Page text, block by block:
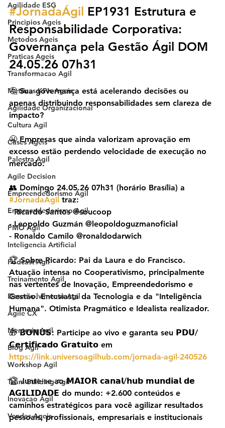
Agilidade ESG
Principios Ageis
Metodos Ageis
Praticas Ageis
Transformacao Agil
Metricas KPIs Ageis
Agilidade Organizacional
Cultura Agil
Cases Ageis
Palestra Agil
Agile Decision
Empreendedorismo Ágil
Empreendedorismo Agil
PMO Agil
Inteligencia Artificial
Podcast Agil
Treinamento Agil
Desenvolvimento Agil
Agile CX
Mentoria Agil
Blog Agil
Workshop Agil
Team Building Agil
Inovacao Agil
Vendas Ageis
#JornadaÁgil EP1931 Estrutura e
Responsabilidade Corporativa:
Governança pela Gestão Ágil DOM
24.05.26 07h31
🤔 Sua governança está acelerando decisões ou
apenas distribuindo responsabilidades sem clareza de
impacto?
😬 Empresas que ainda valorizam aprovação em
excesso estão perdendo velocidade de execução no
mercado.
👥 Domingo 24.05.26 07h31 (horário Brasília) a
#JornadaAgil traz:
- Ricardo Santos @soucoop
- Leopoldo Guzmán @‌leopoldoguzmanoficial
- Ronaldo Camilo @‌ronaldodarwich
🏆 Sobre Ricardo: Pai da Laura e do Francisco.
Atuação intensa no Cooperativismo, principalmente
nas vertentes de Inovação, Empreendedorismo e
Gestão. Entusiasta da Tecnologia e da "Inteligência
Humana". Otimista Pragmático e Idealista realizador.
🎁 𝗕𝗢𝗡𝗨𝗦: Participe ao vivo e garanta seu 𝗣𝗗𝗨/
𝗖𝗲𝗿𝘁𝗶𝗳𝗶𝗰𝗮𝗱𝗼 𝗚𝗿𝗮𝘁𝘂𝗶𝘁𝗼 em
https://link.universoagilhub.com/jornada-agil-240526
🏆 Junte-se ao 𝗠𝗔𝗜𝗢𝗥 𝗰𝗮𝗻𝗮𝗹/𝗵𝘂𝗯 𝗺𝘂𝗻𝗱𝗶𝗮𝗹 𝗱𝗲
𝗔𝗚𝗜𝗟𝗜𝗗𝗔𝗗𝗘 do mundo: +2.600 conteúdos e
caminhos estratégicos para você agilizar resultados
pessoais, profissionais, empresariais e institucionais